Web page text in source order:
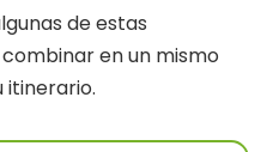
de estas
en un mismo
itinerario.